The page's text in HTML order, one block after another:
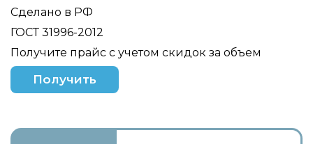
Сделано в РФ
ГОСТ 31996-2012
Получите прайс с учетом скидок за объем
Получить